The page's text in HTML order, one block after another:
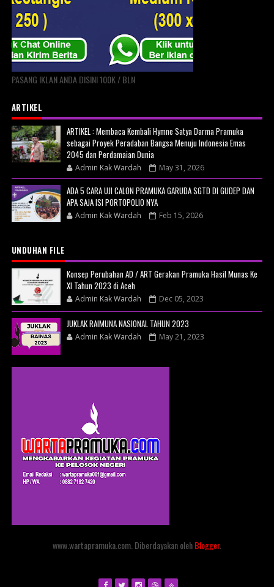
PASANG IKLAN ANDA DISINI 100K / BLN
ARTIKEL
ARTIKEL : Membaca Kembali Hymne Satya Darma Pramuka
sebagai Proyek Peradaban Bangsa Menuju Indonesia Emas
2045 dan Perdamaian Dunia
Admin Kak Wardah May 31, 2026
ADA 5 CARA UJI CALON PRAMUKA GARUDA SGTD DI GUDEP DAN
APA SAJA ISI PORTOPOLIO NYA
Admin Kak Wardah Feb 15, 2026
UNDUHAN FILE
Konsep Perubahan AD / ART Gerakan Pramuka Hasil Munas Ke
XI Tahun 2023 di Aceh
Admin Kak Wardah Dec 05, 2023
JUKLAK RAIMUNA NASIONAL TAHUN 2023
Admin Kak Wardah May 21, 2023
www.wartapramuka.com. Diberdayakan olehBlogger.